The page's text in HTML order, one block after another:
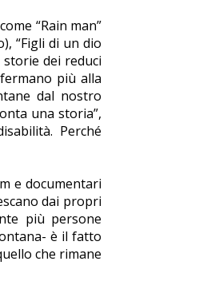
“Rain man”
“Figli di un dio
dei reduci
più alla
dal nostro
una storia”,
Perché
e documentari
dai propri
più persone
è il fatto
che rimane